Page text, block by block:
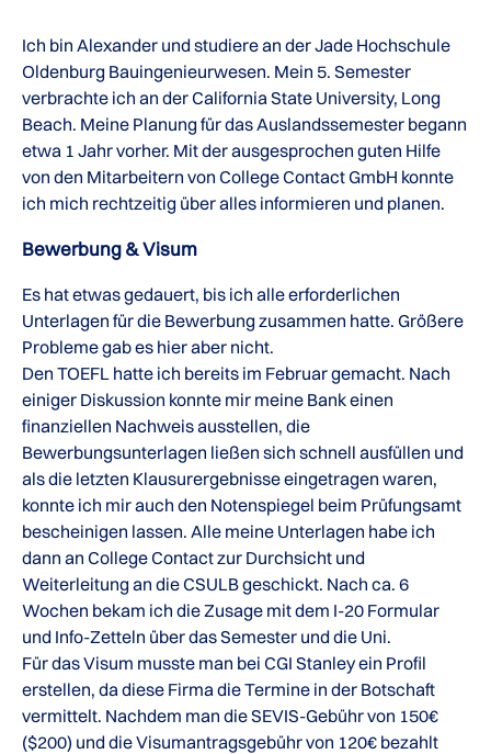
Ich bin Alexander und studiere an der Jade Hochschule
Oldenburg Bauingenieurwesen. Mein 5. Semester
verbrachte ich an der California State University, Long
Beach. Meine Planung für das Auslandssemester begann
etwa 1 Jahr vorher. Mit der ausgesprochen guten Hilfe
von den Mitarbeitern von College Contact GmbH konnte
ich mich rechtzeitig über alles informieren und planen.
Bewerbung & Visum
Es hat etwas gedauert, bis ich alle erforderlichen
Unterlagen für die Bewerbung zusammen hatte. Größere
Probleme gab es hier aber nicht.
Den TOEFL hatte ich bereits im Februar gemacht. Nach
einiger Diskussion konnte mir meine Bank einen
finanziellen Nachweis ausstellen, die
Bewerbungsunterlagen ließen sich schnell ausfüllen und
als die letzten Klausurergebnisse eingetragen waren,
konnte ich mir auch den Notenspiegel beim Prüfungsamt
bescheinigen lassen. Alle meine Unterlagen habe ich
dann an College Contact zur Durchsicht und
Weiterleitung an die CSULB geschickt. Nach ca. 6
Wochen bekam ich die Zusage mit dem I-20 Formular
und Info-Zetteln über das Semester und die Uni.
Für das Visum musste man bei CGI Stanley ein Profil
erstellen, da diese Firma die Termine in der Botschaft
vermittelt. Nachdem man die SEVIS-Gebühr von 150€
($200) und die Visumantragsgebühr von 120€ bezahlt